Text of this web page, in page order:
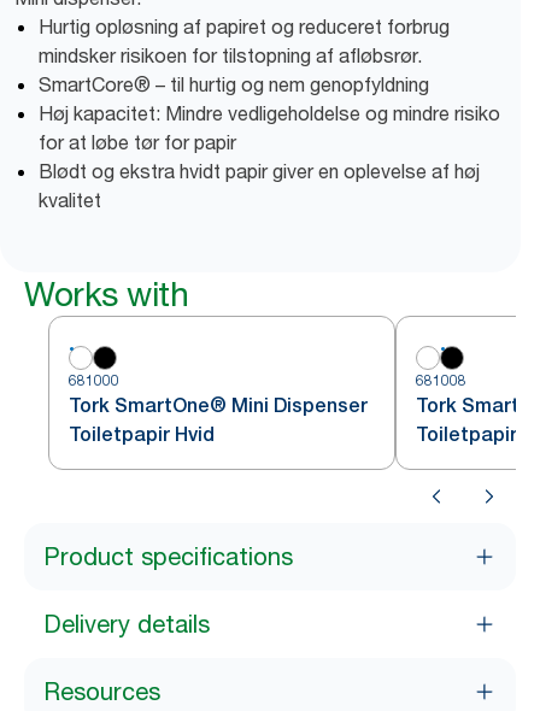
Hurtig opløsning af papiret og reduceret forbrug
mindsker risikoen for tilstopning af afløbsrør.
SmartCore® – til hurtig og nem genopfyldning
Høj kapacitet: Mindre vedligeholdelse og mindre risiko
for at løbe tør for papir
Blødt og ekstra hvidt papir giver en oplevelse af høj
kvalitet
Works with
681000
Tork SmartOne® Mini Dispenser
Toiletpapir Hvid
681008
Tork
Toiletpapir
Product specifications
Delivery details
Resources